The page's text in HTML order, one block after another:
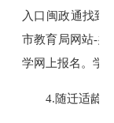
入口闽政通找到
市教育局网站-办
学网上报名。学
4.随迁适龄子